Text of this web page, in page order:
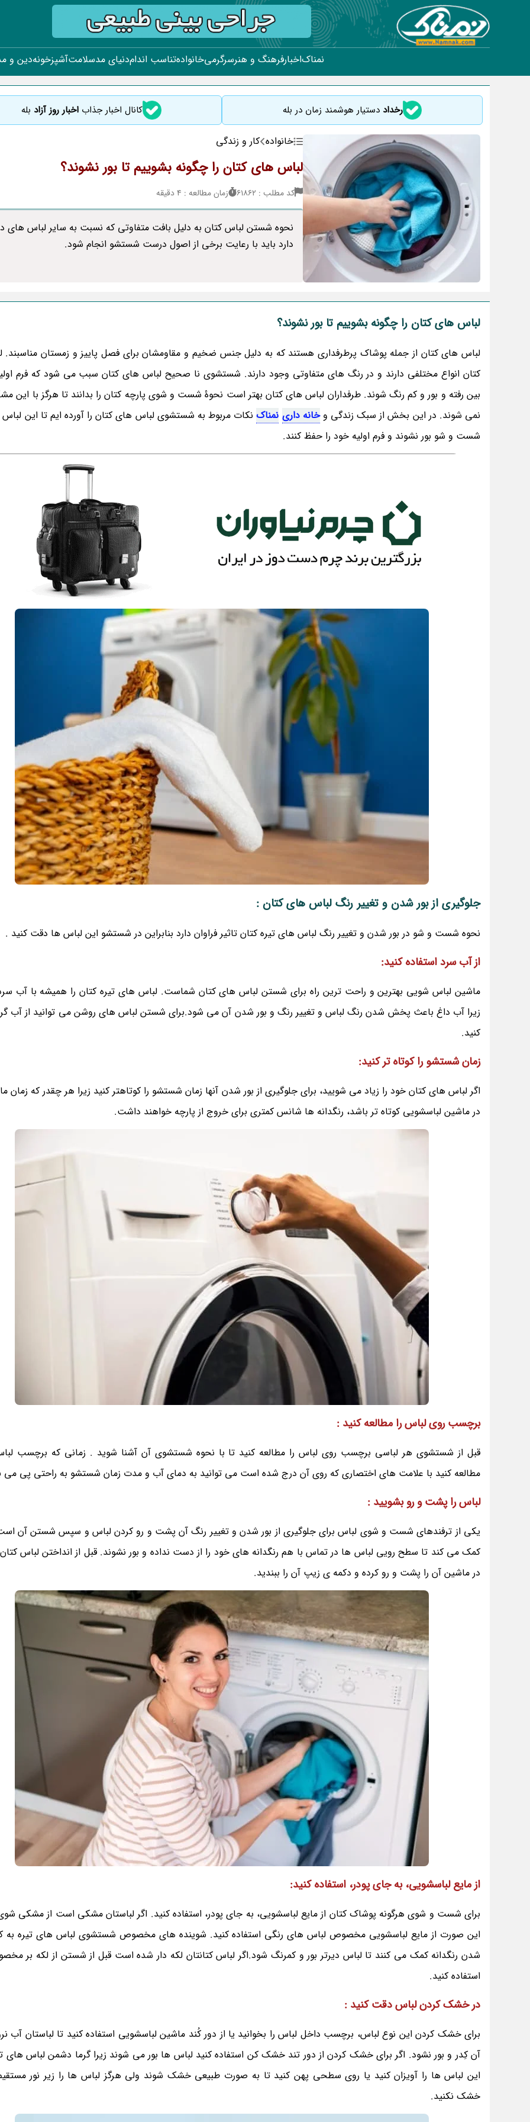
نمناکاخبارفرهنگ و هنرسرگرمیخانوادهتناسب اندامدنیای مدسلامتآشپزخونهدین و
رخداد دستیار هوشمند زمان در بله کانال اخبار جذاب اخبار روز آزاد بله
خانواده کار و زندگی
لباس های کتان را چگونه بشوییم تا بور نشوند؟
کد مطلب : 61862 زمان مطالعه : 4 دقیقه
نحوه شستن لباس کتان به دلیل بافت متفاوتی که نسبت به سایر لباس های
دارد باید با رعایت برخی از اصول درست شستشو انجام شود.
لباس های کتان را چگونه بشوییم تا بور نشوند؟
لباس های کتان از جمله پوشاک پرطرفداری هستند که به دلیل جنس ضخیم و مقاومشان برای فصل پاییز و زمستان
کتان انواع مختلفی دارند و در رنگ های متفاوتی وجود دارند. شستشوی نا صحیح لباس های کتان سبب می شود که فرم
بین رفته و بور و کم رنگ شوند. طرفداران لباس های کتان بهتر است نحوۀ شست و شوی پارچه کتان را بدانند تا هرگز با این
نمی شوند. در این بخش از سبک زندگی وخانه داری نمناکنکات مربوط به شستشوی لباس های کتان را آورده ایم تا این
شست و شو بور نشوند و فرم اولیه خود را حفظ کنند.
جلوگیری از بور شدن و تغییر رنگ لباس های کتان :
نحوه شست و شو در بور شدن و تغییر رنگ لباس های تیره کتان تاثیر فراوان دارد بنابراین در شستشو این لباس ها دقت کنید .
از آب سرد استفاده کنید:
ماشین لباس شویی بهترین و راحت ترین راه برای شستن لباس های کتان شماست. لباس های تیره کتان را همیشه با آب
زیرا آب داغ باعث پخش شدن رنگ لباس و تغییر رنگ و بور شدن آن می شود.برای شستن لباس های روشن می توانید از آب
کنید.
زمان شستشو را کوتاه تر کنید:
اگر لباس های کتان خود را زیاد می شویید، برای جلوگیری از بور شدن آنها زمان شستشو را کوتاهتر کنید زیرا هر چقدر که زمان
در ماشین لباسشویی کوتاه تر باشد، رنگدانه ها شانس کمتری برای خروج از پارچه خواهند داشت.
برچسب روی لباس را مطالعه کنید :
قبل از شستشوی هر لباسی برچسب روی لباس را مطالعه کنید تا با نحوه شستشوی آن آشنا شوید . زمانی که برچسب
مطالعه کنید با علامت های اختصاری که روی آن درج شده است می توانید به دمای آب و مدت زمان شستشو به راحتی پی می
لباس را پشت و رو بشویید :
یکی از ترفندهای شست و شوی لباس برای جلوگیری از بور شدن و تغییر رنگ آن پشت و رو کردن لباس و سپس شستن آن
کمک می کند تا سطح رویی لباس ها در تماس با هم رنگدانه های خود را از دست نداده و بور نشوند. قبل از انداختن لباس
در ماشین آن را پشت و رو کرده و دکمه ی زیپ آن را ببندید.
از مایع لباسشویی، به جای پودر، استفاده کنید:
برای شست و شوی هرگونه پوشاک کتان از مایع لباسشویی، به جای پودر، استفاده کنید. اگر لباستان مشکی است از مشکی
این صورت از مایع لباسشویی مخصوص لباس های رنگی استفاده کنید. شوینده های مخصوص شستشوی لباس های تیره به
شدن رنگدانه کمک می کنند تا لباس دیرتر بور و کمرنگ شود.اگر لباس کتانتان لکه دار شده است قبل از شستن از لکه بر
استفاده کنید.
در خشک کردن لباس دقت کنید :
برای خشک کردن این نوع لباس، برچسب داخل لباس را بخوانید یا از دور کُند ماشین لباسشویی استفاده کنید تا لباستان آب
آن کِدر و بور نشود. اگر برای خشک کردن از دور تند خشک کن استفاده کنید لباس ها بور می شوند زیرا گرما دشمن لباس های
این لباس ها را آویزان کنید یا روی سطحی پهن کنید تا به صورت طبیعی خشک شوند ولی هرگز لباس ها را زیر نور
خشک نکنید.